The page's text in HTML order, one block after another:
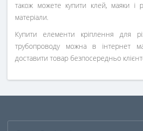
також можете купити клей, маяки і
матеріали.
Купити елементи кріплення для
трубопроводу можна в інтернет
доставити товар безпосередньо